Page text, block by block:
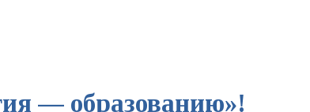
— образованию»!